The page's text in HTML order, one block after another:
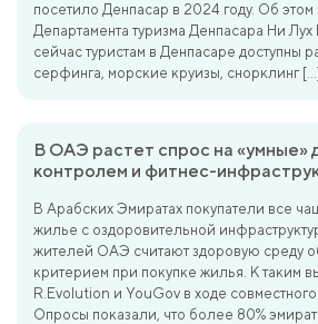
посетило Денпасар в 2024 году. Об этом
Департамента туризма Денпасара Ни Лух
сейчас туристам в Денпасаре доступны
серфинга, морские круизы, снорклинг […]
В ОАЭ растет спрос на «умные»
контролем и фитнес-
В Арабских Эмиратах покупатели все
жилье с оздоровительной
жителей ОАЭ считают здоровую среду
критерием при покупке жилья. К таким
R.Evolution и YouGov в ходе
Опросы показали, что более 80%